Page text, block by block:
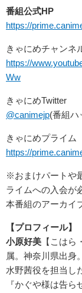
番組公式HP
https://
きゃにめチャンネ
https://
Ww
きゃにめTwitter
@canimejp(番組
きゃにめプライム
https://
※おまけパートや
ライムへの入会が
本番組のアーカイ
【プロフィール】
小原好美 【こは
属。神奈川県出身
水野茜役を担当し
『かぐや様は告